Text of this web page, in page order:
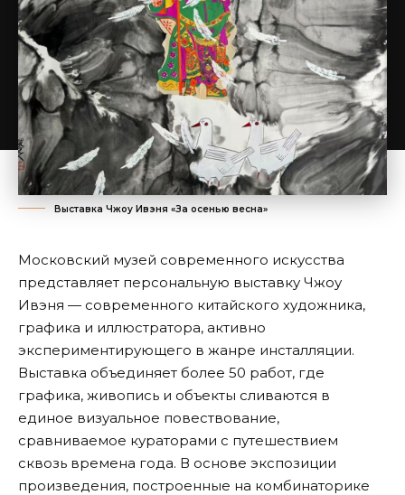
Выставка Чжоу Ивэня «За осенью весна»
Московский музей современного искусства
представляет персональную выставку Чжоу
Ивэня — современного китайского художника,
графика и иллюстратора, активно
экспериментирующего в жанре инсталляции.
Выставка объединяет более 50 работ, где
графика, живопись и объекты сливаются в
единое визуальное повествование,
сравниваемое кураторами с путешествием
сквозь времена года. В основе экспозиции
произведения, построенные на комбинаторике